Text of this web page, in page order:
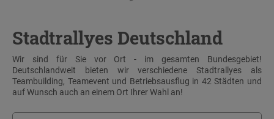
Stadtrallyes Deutschland
Wir sind für Sie vor Ort - im gesamten Bundesgebiet!
Deutschlandweit bieten wir verschiedene Stadtrallyes als
Teambuilding, Teamevent und Betriebsausflug in 42 Städten und
auf Wunsch auch an einem Ort Ihrer Wahl an!